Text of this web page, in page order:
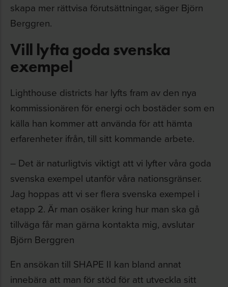
skapa mer rättvisa förutsättningar, säger Björn
Berggren.
Vill lyfta goda svenska
exempel
Lighthouse districts har lyfts fram av den nya
kommissionären för energi och bostäder som en
källa han kommer att använda för att hämta
erfarenheter ifrån, till sitt kommande arbete.
– Det är naturligtvis viktigt att vi lyfter våra goda
svenska exempel utanför våra nationsgränser.
Jag hoppas att vi ser flera svenska exempel i
etapp 2. Är man osäker kring hur man ska gå
tillväga får man gärna kontakta mig, avslutar
Björn Berggren
En ansökan till SHAPE II kan bland annat
innebära att man för stöd för att utveckla sitt